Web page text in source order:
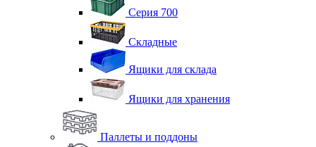
Серия 700
Складные
Ящики для склада
Ящики для хранения
Паллеты и поддоны